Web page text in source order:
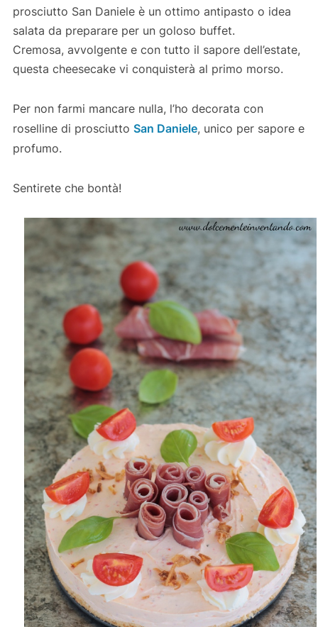
prosciutto San Daniele è un ottimo antipasto o idea
salata da preparare per un goloso buffet.
Cremosa, avvolgente e con tutto il sapore dell’estate,
questa cheesecake vi conquisterà al primo morso.
Per non farmi mancare nulla, l’ho decorata con
roselline di prosciutto San Daniele, unico per sapore e
profumo.
Sentirete che bontà!